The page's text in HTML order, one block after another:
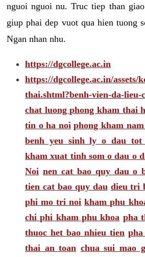
nguoi nguoi nu. Truc tiep than
giup phai dep vuot qua hien tuong
Ngan nhan nhu.
https://dgcollege.ac.in
https://dgcollege.ac.in/
thai.shtml?benh-vien-da-lieu-
chat luong phong kham thai
tin o ha noi phong kham
benh yeu sinh ly o dau
kham xuat tinh som o dau o
Noi nen cat bao quy dau o
tien cat bao quy dau dieu tri
phi mo tri noi kham phu
chi phi kham phu khoa pha
thuoc het bao nhieu tien
thai an toan chua sui mao